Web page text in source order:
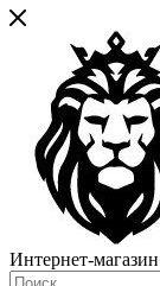
Интернет-магазин